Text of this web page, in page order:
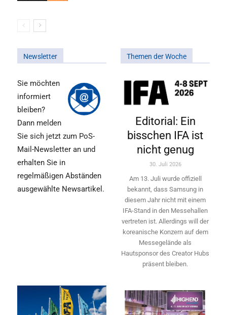
Newsletter
Sie möchten
informiert
bleiben?
Dann melden
Sie sich jetzt zum PoS-
Mail-Newsletter an und
erhalten Sie in
regelmäßigen Abständen
ausgewählte Newsartikel.
Themen der Woche
Editorial: Ein
bisschen IFA ist
nicht genug
30. Juli 2026
Am 13. Juli wurde offiziell
bekannt, dass Samsung in
diesem Jahr nicht mit einem
IFA-Stand in den Messehallen
vertreten ist. Allerdings will ­der
koreanische Konzern auf dem
Messegelände als
Hautsponsor des Creator Hubs
präsent bleiben.